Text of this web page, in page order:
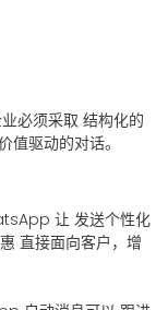
必须采取 结构化的
值驱动的对话。
让 发送个性化
直接面向客户，增